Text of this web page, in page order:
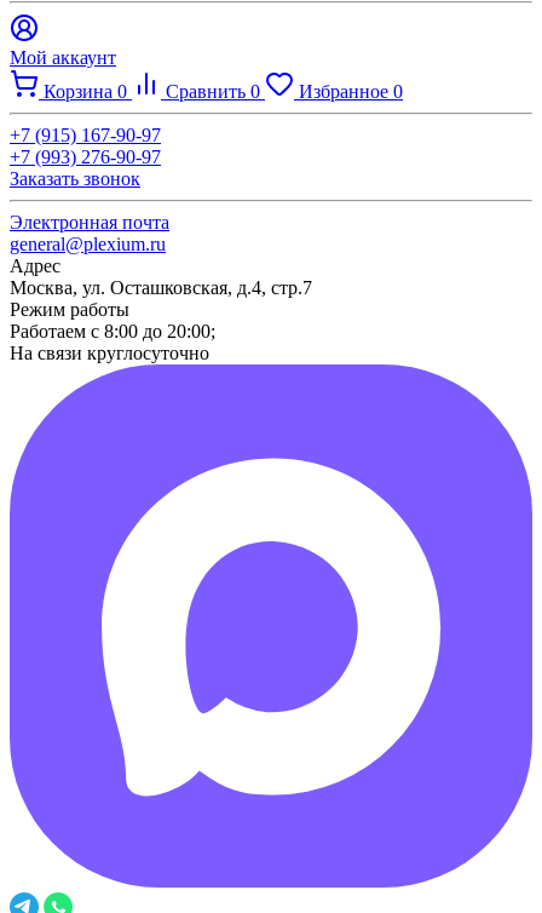
Мой аккаунт
Корзина 0 Сравнить 0 Избранное 0
+7 (915) 167-90-97
+7 (993) 276-90-97
Заказать звонок
Электронная почта
general@plexium.ru
Адрес
Москва, ул. Осташковская, д.4, стр.7
Режим работы
Работаем с 8:00 до 20:00;
На связи круглосуточно